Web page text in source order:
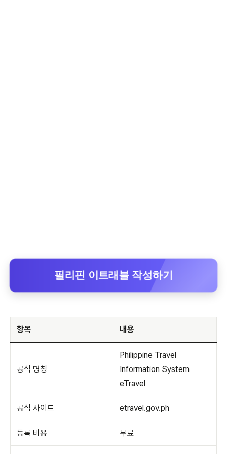
필리핀 이트래블 작성하기
항목 내용
공식 명칭
Philippine Travel
Information System
eTravel
공식 사이트 etravel.gov.ph
등록 비용 무료